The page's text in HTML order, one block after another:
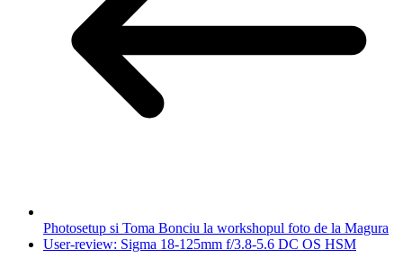
Photosetup si Toma Bonciu la workshopul foto de la Magura
User-review: Sigma 18-125mm f/3.8-5.6 DC OS HSM